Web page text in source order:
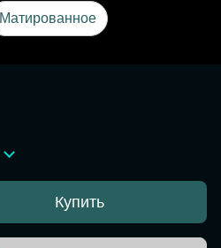
Матированное
Купить